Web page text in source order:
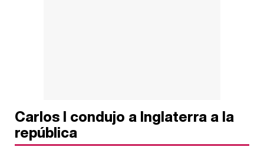
Carlos I condujo a Inglaterra a la
república